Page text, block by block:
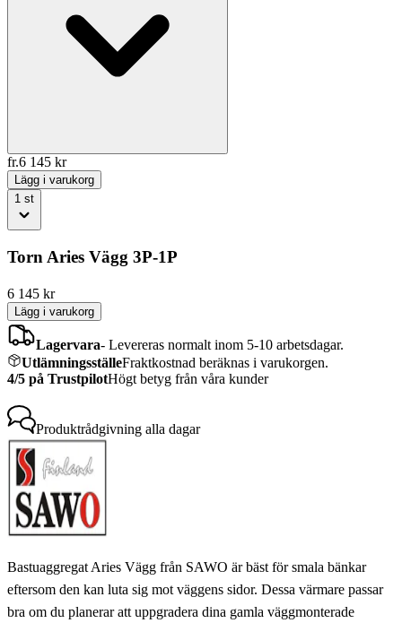
fr.6 145 kr
Lägg i varukorg
1 st
Torn Aries Vägg 3P-1P
6 145 kr
Lägg i varukorg
Lagervara- Levereras normalt inom 5-10 arbetsdagar.
UtlämningsställeFraktkostnad beräknas i varukorgen.
4/5 på TrustpilotHögt betyg från våra kunder
Produktrådgivning alla dagar
Bastuaggregat Aries Vägg från SAWO är bäst för smala bänkar
eftersom den kan luta sig mot väggens sidor. Dessa värmare passar
bra om du planerar att uppgradera dina gamla väggmonterade